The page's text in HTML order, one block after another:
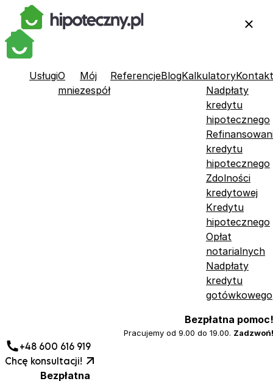
UsługiO
mnie
Mój
zespół
ReferencjeBlogKalkulatory
Nadpłaty
kredytu
hipotecznego
kredytu
hipotecznego
Zdolności
kredytowej
Kredytu
hipotecznego
Opłat
notarialnych
Nadpłaty
kredytu
gotówkowego
Kontakt
Bezpłatna pomoc!
Pracujemy od 9.00 do 19.00. Zadzwoń!
+48 600 616 919
Chcę konsultacji!
Bezpłatna